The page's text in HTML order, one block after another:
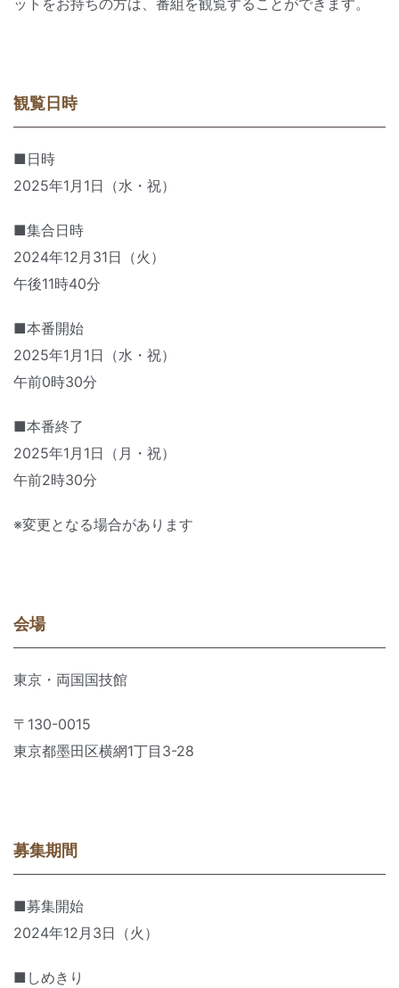
ットをお持ちの方は、番組を観覧することができます。
観覧日時
■日時
2025年1月1日（水・祝）
■集合日時
2024年12月31日（火）
午後11時40分
■本番開始
2025年1月1日（水・祝）
午前0時30分
■本番終了
2025年1月1日（月・祝）
午前2時30分
※変更となる場合があります
会場
東京・両国国技館
〒130-0015
東京都墨田区横網1丁目3-28
募集期間
■募集開始
2024年12月3日（火）
■しめきり